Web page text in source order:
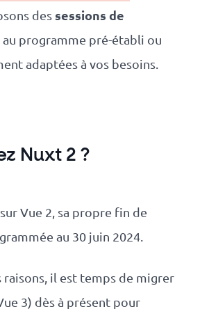
des sessions de
au programme pré-établi ou
adaptées à vos besoins.
Nuxt 2 ?
Vue 2, sa propre fin de
au 30 juin 2024.
raisons, il est temps de migrer
3) dès à présent pour